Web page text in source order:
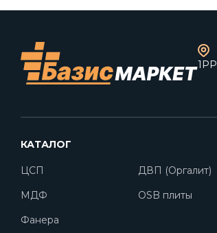
1РР
КАТАЛОГ
ЦСП ДВП (Оргалит)
МДФ
OSB плиты
Фанера